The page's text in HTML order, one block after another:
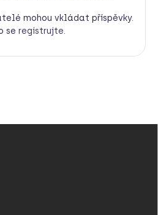
mohou vkládat příspěvky.
se registrujte.